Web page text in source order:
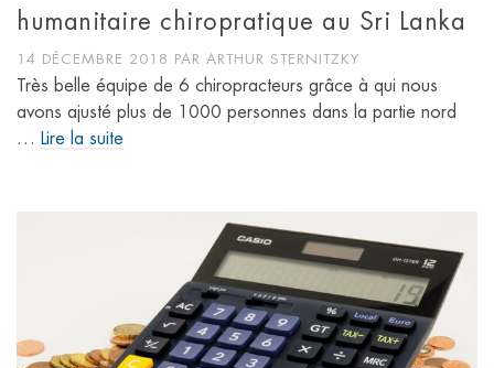
humanitaire chiropratique au Sri Lanka
14 DÉCEMBRE 2018 PAR ARTHUR STERNITZKY
Très belle équipe de 6 chiropracteurs grâce à qui nous
avons ajusté plus de 1000 personnes dans la partie nord
… Lire la suite